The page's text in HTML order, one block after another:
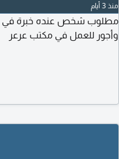
منذ 3 أيام
مطلوب شخص عنده خبرة في
وأجور للعمل في مكتب عرعر